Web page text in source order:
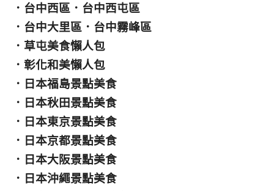
． 台中西區 ． 台中西屯區
． 台中大里區 ． 台中霧峰區
． 草屯美食懶人包
． 彰化和美懶人包
． 日本福島景點美食
． 日本秋田景點美食
． 日本東京景點美食
． 日本京都景點美食
． 日本大阪景點美食
． 日本沖繩景點美食